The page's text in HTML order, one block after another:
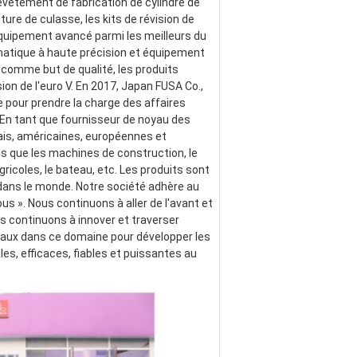
de culasse, les kits de révision de
avancé parmi les meilleurs du
à haute précision et équipement
but de qualité, les produits
de l'euro V. En 2017, Japan FUSA Co.,
pour prendre la charge des affaires
tant que fournisseur de noyau des
américaines, européennes et
que les machines de construction, le
le bateau, etc. Les produits sont
le monde. Notre société adhère au
». Nous continuons à aller de l'avant et
continuons à innover et traverser
dans ce domaine pour développer les
efficaces, fiables et puissantes au